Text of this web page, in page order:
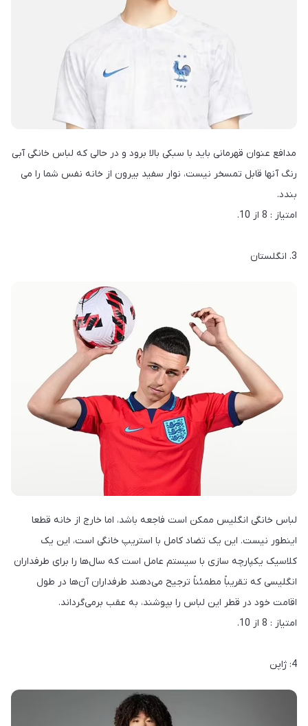
مدافع عنوان قهرمانی باید با سبکی بالا برود و در حالی که لباس خانگی آبی
رنگ آنها قابل تمسخر نیست، نوار سفید بیرون از خانه نفس شما را می
بندد.
امتیاز : 8 از 10.
3. انگلستان
لباس خانگی انگلیس ممکن است فاجعه باشد، اما خارج از خانه قطعا
اینطور نیست. این یک تضاد کامل با استریپ خانگی است، این یک
کلاسیک یکپارچه سازی با سیستم عامل است که سال‌ها را برای طرفداران
انگلیسی که تقریباً مطمئناً ترجیح می‌دهند طرفداران آن‌ها در طول
اقامت خود در قطر این لباس را بپوشند، به عقب برمی‌گرداند.
امتیاز : 8 از 10.
4: ژاپن